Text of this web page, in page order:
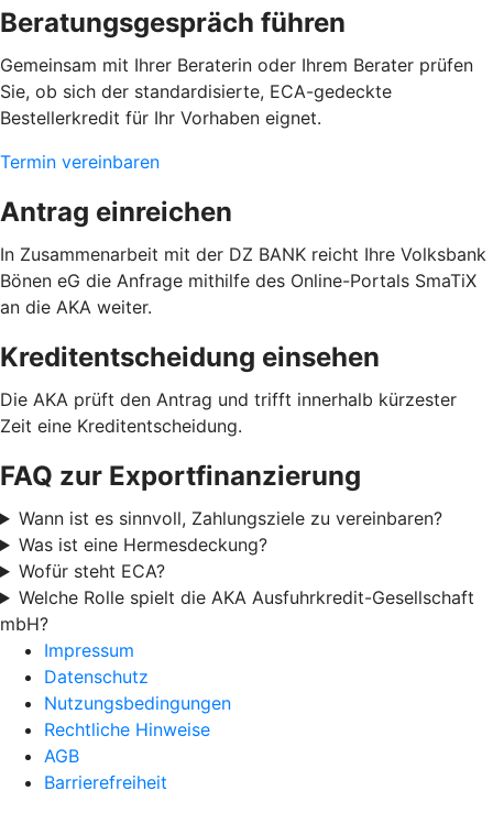
Beratungsgespräch führen
Gemeinsam mit Ihrer Beraterin oder Ihrem Berater prüfen
Sie, ob sich der standardisierte, ECA-gedeckte
Bestellerkredit für Ihr Vorhaben eignet.
Termin vereinbaren
Antrag einreichen
In Zusammenarbeit mit der DZ BANK reicht Ihre Volksbank
Bönen eG die Anfrage mithilfe des Online-Portals SmaTiX
an die AKA weiter.
Kreditentscheidung einsehen
Die AKA prüft den Antrag und trifft innerhalb kürzester
Zeit eine Kreditentscheidung.
FAQ zur Exportfinanzierung
Wann ist es sinnvoll, Zahlungsziele zu vereinbaren?
Was ist eine Hermesdeckung?
Wofür steht ECA?
Welche Rolle spielt die AKA Ausfuhrkredit-Gesellschaft
mbH?
Impressum
Datenschutz
Nutzungsbedingungen
Rechtliche Hinweise
AGB
Barrierefreiheit